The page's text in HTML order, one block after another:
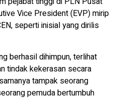
Vice President (EVP) mirip
seperti inisial yang dirilis
berhasil dihimpun, terlihat
tindak kekerasan secara
tampak seorang
pemuda bertumbuh